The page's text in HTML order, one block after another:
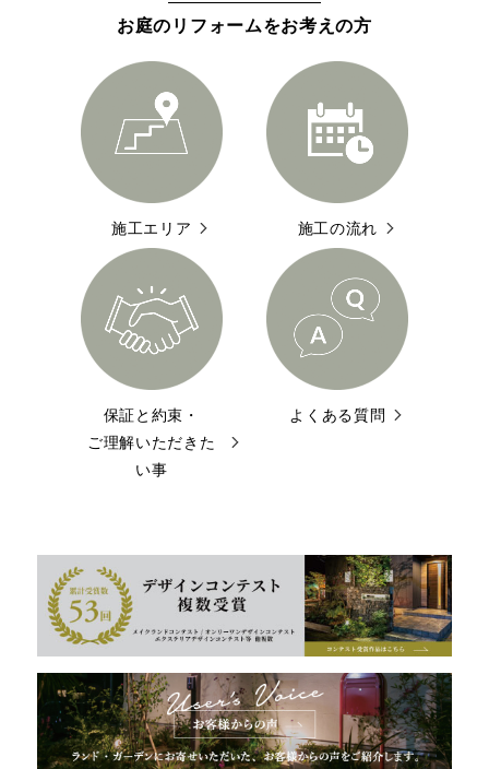
お庭のリフォームをお考えの方
施工エリア 施工の流れ
保証と約束・
ご理解いただきた
い事
よくある質問